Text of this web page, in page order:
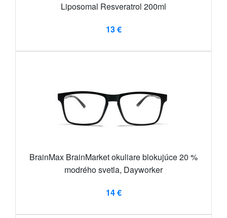
Liposomal Resveratrol 200ml
13 €
BrainMax BrainMarket okuliare blokujúce 20 %
modrého svetla, Dayworker
14 €